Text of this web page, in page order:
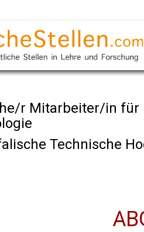
r Mitarbeiter/in für
Technische